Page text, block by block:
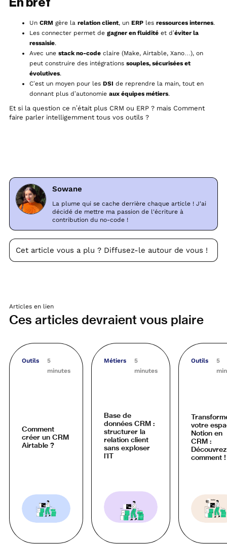
Sowane
La plume qui se cache derrière chaque article ! J'ai
décidé de mettre ma passion de l'écriture à
contribution du no-code !
Cet article vous a plu ? Diffusez-le autour de vous !
En bref
Un CRM gère la relation client, un ERPles ressources internes.
Les connecter permet de gagner en fluiditéet d’éviter la
ressaisie.
Avec une stack no-codeclaire (Make, Airtable, Xano…), on
peut construire des intégrations souples, sécurisées et
évolutives.
C’est un moyen pour les DSI de reprendre la main, tout en
donnant plus d’autonomie aux équipes métiers.
Et si la question ce n’était plus CRM ou ERP ? mais Comment
faire parler intelligemment tous vos outils ?
Articles en lien
Ces articles devraient vous plaire
Outils
5
minutes
Comment
créer un CRM
Airtable ?
Métiers
5
minutes
Base de
données CRM :
structurer la
relation client
sans exploser
l’IT
Outils
5
votre
Notion en
CRM :
Découvrez
comment !